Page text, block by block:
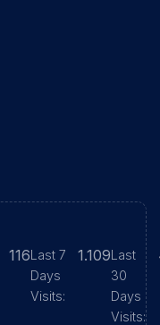
116Last 7
Days
Visits:
1.109Last
30
Days
Visits: